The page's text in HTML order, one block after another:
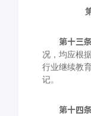
第十三条
况，均应根
行业继续教
记。
第十四条